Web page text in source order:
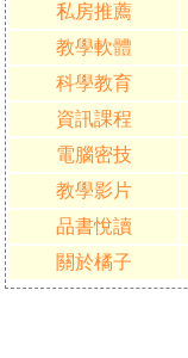
私房推薦
教學軟體
科學教育
資訊課程
電腦密技
教學影片
品書悅讀
關於橘子